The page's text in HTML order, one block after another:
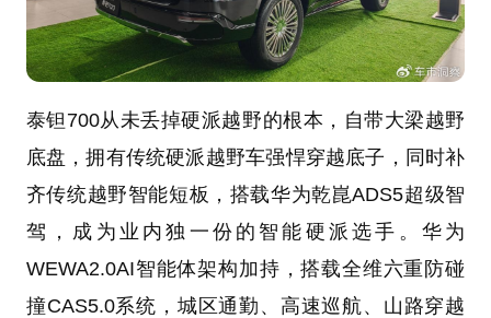
泰钽700从未丢掉硬派越野的根本，自带大梁越野
底盘，拥有传统硬派越野车强悍穿越底子，同时补
齐传统越野智能短板，搭载华为乾崑ADS5超级智
驾，成为业内独一份的智能硬派选手。华为
WEWA2.0AI智能体架构加持，搭载全维六重防碰
撞CAS5.0系统，城区通勤、高速巡航、山路穿越